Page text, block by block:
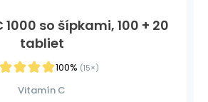
so šípkami, 100 + 20
tabliet
100% (15×)
Vitamín C